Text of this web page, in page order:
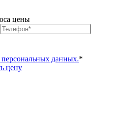
цены
персональных данных.*
цену